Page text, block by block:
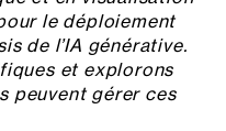
le déploiement
de l’IA générative.
et explorons
peuvent gérer ces